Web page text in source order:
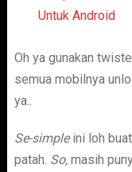
Untuk Android
Oh ya gunakan
semua mobilnya
ya..
Se-simpleini loh
patah. So, masih